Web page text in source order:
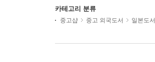
카테고리 분류
중고샵 중고 외국도서 일본도서